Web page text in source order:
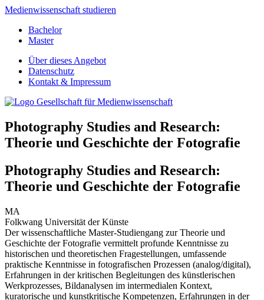
Medienwissenschaft studieren
Bachelor
Master
Über dieses Angebot
Datenschutz
Kontakt & Impressum
Photography Studies and Research:
Theorie und Geschichte der Fotografie
Photography Studies and Research:
Theorie und Geschichte der Fotografie
MA
Folkwang Universität der Künste
Der wissenschaftliche Master-Studiengang zur Theorie und
Geschichte der Fotografie vermittelt profunde Kenntnisse zu
historischen und theoretischen Fragestellungen, umfassende
praktische Kenntnisse in fotografischen Prozessen (analog/digital),
Erfahrungen in der kritischen Begleitungen des künstlerischen
Werkprozesses, Bildanalysen im intermedialen Kontext,
kuratorische und kunstkritische Kompetenzen, Erfahrungen in der